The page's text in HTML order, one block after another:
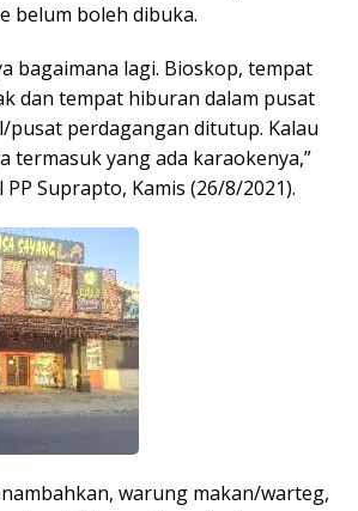
belum boleh dibuka.
bagaimana lagi. Bioskop, tempat
dan tempat hiburan dalam pusat
pusat perdagangan ditutup. Kalau
termasuk yang ada karaokenya,”
Suprapto, Kamis (26/8/2021).
warung makan/warteg,